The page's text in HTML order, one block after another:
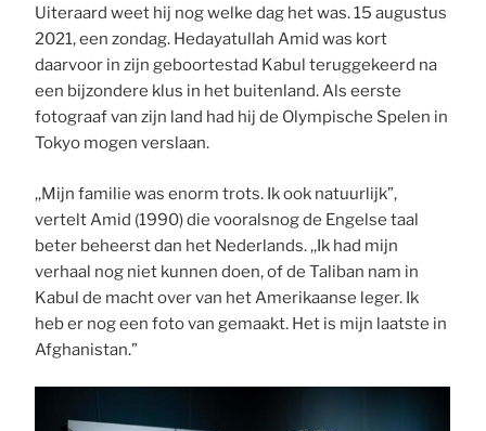
Uiteraard weet hij nog welke dag het was. 15 augustus
2021, een zondag. Hedayatullah Amid was kort
daarvoor in zijn geboortestad Kabul teruggekeerd na
een bijzondere klus in het buitenland. Als eerste
fotograaf van zijn land had hij de Olympische Spelen in
Tokyo mogen verslaan.
,,Mijn familie was enorm trots. Ik ook natuurlijk”,
vertelt Amid (1990) die vooralsnog de Engelse taal
beter beheerst dan het Nederlands. ,,Ik had mijn
verhaal nog niet kunnen doen, of de Taliban nam in
Kabul de macht over van het Amerikaanse leger. Ik
heb er nog een foto van gemaakt. Het is mijn laatste in
Afghanistan.”